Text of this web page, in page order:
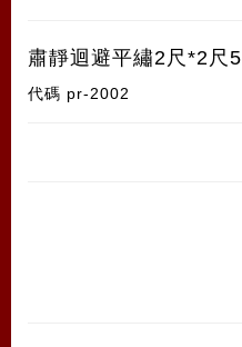
肅靜迴避平繡2尺*2尺5
代碼 pr-2002